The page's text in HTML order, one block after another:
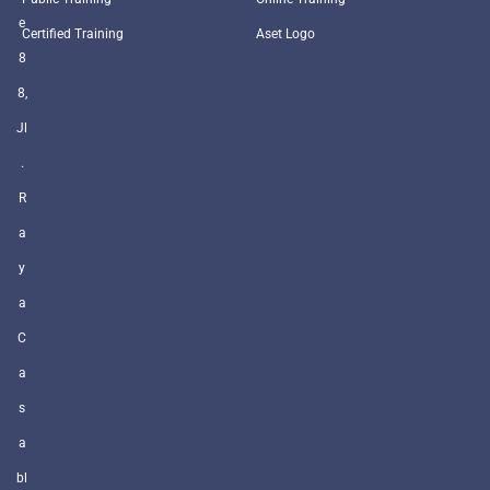
e
8
8,
Jl
.
R
a
y
a
C
a
s
a
bl
Certified Training Aset Logo